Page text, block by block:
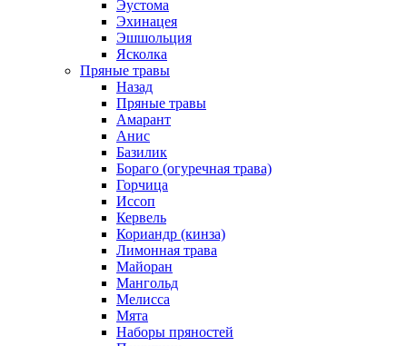
Эустома
Эхинацея
Эшшольция
Ясколка
Пряные травы
Назад
Пряные травы
Амарант
Анис
Базилик
Бораго (огуречная трава)
Горчица
Иссоп
Кервель
Кориандр (кинза)
Лимонная трава
Майоран
Мангольд
Мелисса
Мята
Наборы пряностей